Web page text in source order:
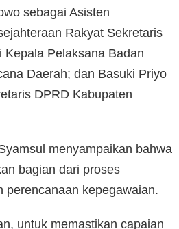
sebagai Asisten
Rakyat Sekretaris
Kepala Pelaksana Badan
Daerah; dan Basuki Priyo
DPRD Kabupaten
menyampaikan bahwa
bagian dari proses
perencanaan kepegawaian.
untuk memastikan capaian